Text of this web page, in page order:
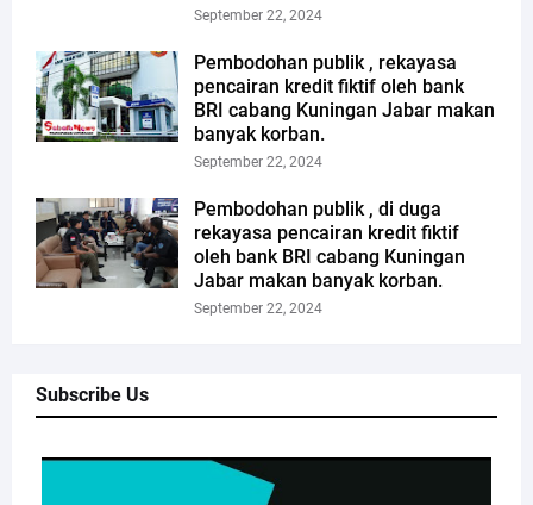
September 22, 2024
Pembodohan publik , rekayasa
pencairan kredit fiktif oleh bank
BRI cabang Kuningan Jabar makan
banyak korban.
September 22, 2024
Pembodohan publik , di duga
rekayasa pencairan kredit fiktif
oleh bank BRI cabang Kuningan
Jabar makan banyak korban.
September 22, 2024
Subscribe Us